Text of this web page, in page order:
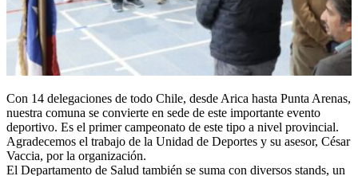
Con 14 delegaciones de todo Chile, desde Arica hasta Punta Arenas,
nuestra comuna se convierte en sede de este importante evento
deportivo. Es el primer campeonato de este tipo a nivel provincial.
Agradecemos el trabajo de la Unidad de Deportes y su asesor, César
Vaccia, por la organización.
El Departamento de Salud también se suma con diversos stands, un